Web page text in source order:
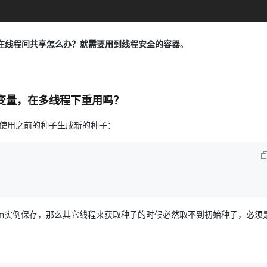
程间共享怎么办？就需要用到线程安全的容器。
，在多线程下重用吗？
之前的种子生成新的种子：
例保存，那么其它线程来获取种子的时候必然取不到初始种子，必须